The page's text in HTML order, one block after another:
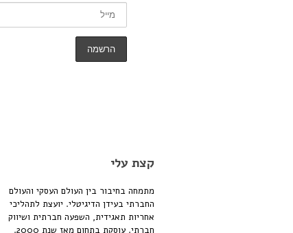
קצת עלי
מתמחה בחיבור בין העולם העסקי והעולם
החברתי בעידן הדיגיטלי. יועצת לתהליכי
אחריות תאגידית, השפעה חברתית ושיווק